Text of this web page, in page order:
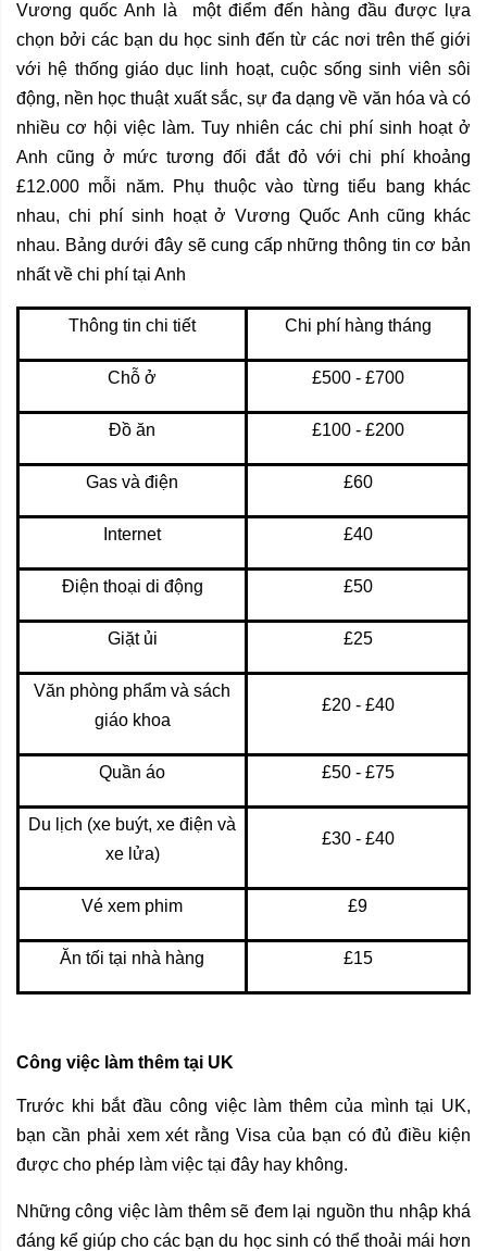
Vương quốc Anh là một điểm đến hàng đầu được lựa
chọn bởi các bạn du học sinh đến từ các nơi trên thế giới
với hệ thống giáo dục linh hoạt, cuộc sống sinh viên sôi
động, nền học thuật xuất sắc, sự đa dạng về văn hóa và có
nhiều cơ hội việc làm. Tuy nhiên các chi phí sinh hoạt ở
Anh cũng ở mức tương đối đắt đỏ với chi phí khoảng
£12.000 mỗi năm. Phụ thuộc vào từng tiểu bang khác
nhau, chi phí sinh hoạt ở Vương Quốc Anh cũng khác
nhau. Bảng dưới đây sẽ cung cấp những thông tin cơ bản
nhất về chi phí tại Anh
Thông tin chi tiết Chi phí hàng tháng
Chỗ ở £500 - £700
Đồ ăn £100 - £200
Gas và điện £60
Internet £40
Điện thoại di động £50
Giặt ủi £25
Văn phòng phẩm và sách
giáo khoa
£20 - £40
Quần áo £50 - £75
Du lịch (xe buýt, xe điện và
xe lửa)
£30 - £40
Vé xem phim £9
Ăn tối tại nhà hàng £15
Công việc làm thêm tại UK
Trước khi bắt đầu công việc làm thêm của mình tại UK,
bạn cần phải xem xét rằng Visa của bạn có đủ điều kiện
được cho phép làm việc tại đây hay không.
Những công việc làm thêm sẽ đem lại nguồn thu nhập khá
đáng kể giúp cho các bạn du học sinh có thể thoải mái hơn